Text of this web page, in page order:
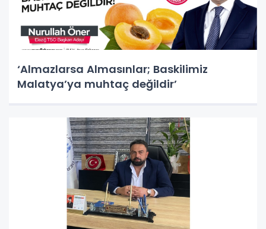
‘Almazlarsa Almasınlar; Baskilimiz
Malatya’ya muhtaç değildir’